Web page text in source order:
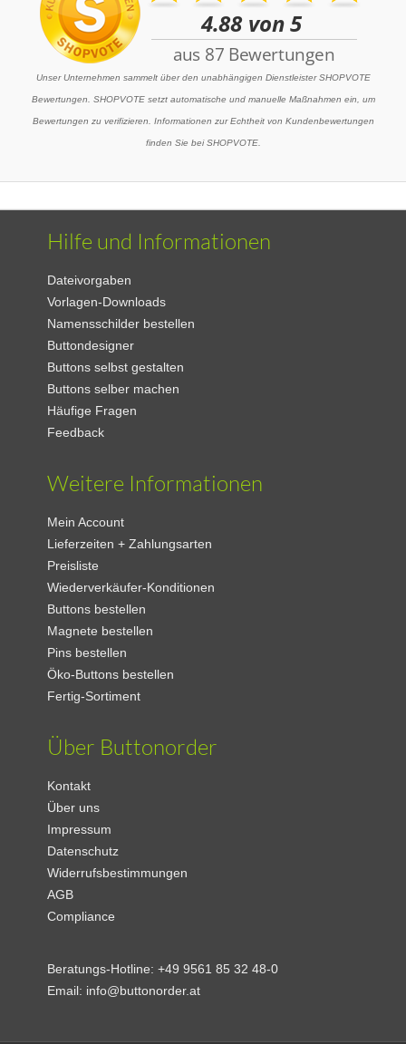
Unser Unternehmen sammelt über den unabhängigen Dienstleister SHOPVOTE
Bewertungen. SHOPVOTE setzt automatische und manuelle Maßnahmen ein, um
Bewertungen zu verifizieren. Informationen zur Echtheit von Kundenbewertungen
finden Sie bei SHOPVOTE.
Hilfe und Informationen
Dateivorgaben
Vorlagen-Downloads
Namensschilder bestellen
Buttondesigner
Buttons selbst gestalten
Buttons selber machen
Häufige Fragen
Feedback
Weitere Informationen
Mein Account
Lieferzeiten + Zahlungsarten
Preisliste
Wiederverkäufer-Konditionen
Buttons bestellen
Magnete bestellen
Pins bestellen
Öko-Buttons bestellen
Fertig-Sortiment
Über Buttonorder
Kontakt
Über uns
Impressum
Datenschutz
Widerrufsbestimmungen
AGB
Compliance
Beratungs-Hotline:+49 9561 85 32 48-0
Email: info@buttonorder.at